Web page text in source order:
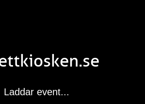
Laddar event...